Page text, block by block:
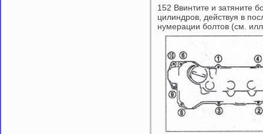
152 Ввинтите и затяните
цилиндров, действуя в
нумерации болтов (см.